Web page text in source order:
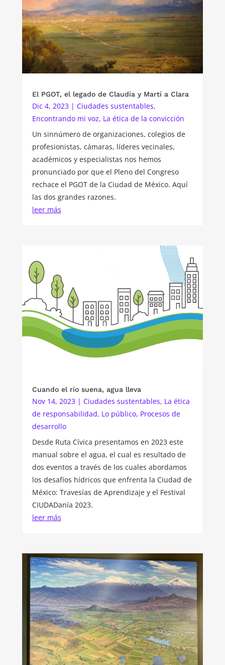
El PGOT, el legado de Claudia y Martí a Clara
Dic 4, 2023| Ciudades sustentables,
Encontrando mi voz, La ética de la convicción
Un sinnúmero de organizaciones, colegios de
profesionistas, cámaras, líderes vecinales,
académicos y especialistas nos hemos
pronunciado por que el Pleno del Congreso
rechace el PGOT de la Ciudad de México. Aquí
las dos grandes razones.
leer más
Cuando el río suena, agua lleva
Nov 14, 2023| Ciudades sustentables, La ética
de responsabilidad, Lo público, Procesos de
desarrollo
Desde Ruta Cívica presentamos en 2023 este
manual sobre el agua, el cual es resultado de
dos eventos a través de los cuales abordamos
los desafíos hídricos que enfrenta la Ciudad de
México: Travesías de Aprendizaje y el Festival
CIUDADanía 2023.
leer más